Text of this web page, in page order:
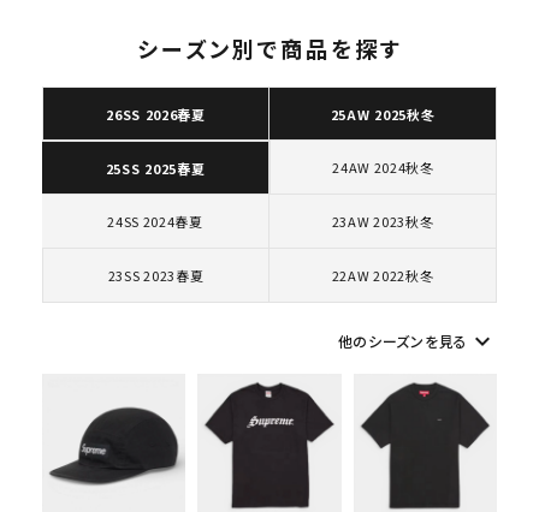
キーワードから探す
人気ワード 2026SS
Tシャツ・ロングスリーブ
ショルダー・ウエストバッグ
ボックスロゴ ブラックスウェット
コラボレーションブランドから探す
シーズンから探す
シーズン別で商品を探す
26SS 2026春夏 25AW 2025秋冬
25SS 2025春夏 24AW 2024秋冬
24SS 2024春夏 23AW 2023秋冬
23SS 2023春夏 22AW 2022秋冬
他のシーズンを見る keyboard_arrow_down